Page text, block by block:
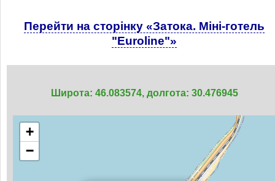
Перейти на сторінку «Затока. Міні-готель
"Euroline"»
Широта: 46.083574, долгота: 30.476945
+
−